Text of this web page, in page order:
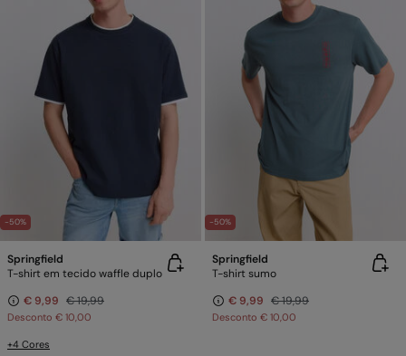
-50%
Springfield
T-shirt em tecido waffle duplo
€ 9,99 € 19,99
Desconto € 10,00
+4 Cores
-50%
Springfield
T-shirt sumo
€ 9,99 € 19,99
Desconto € 10,00